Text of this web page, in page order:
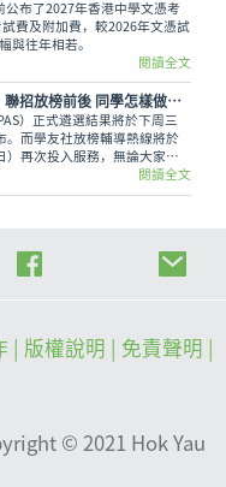
公布了2027年香港中學文憑考
試費及附加費，較2026年文憑試
與往年相若。
閱讀全文
JUPAS2026︱聯招放榜前後 同學怎樣做好心理準備？面對過大困擾 必須尋求情緒支援
）正式遴選結果將於下周三
。而學友社放榜輔導熱線將於
）再次投入服務，無論大家有
又或需要支援輔導、尋求專業意
3399，與學友社輔導員盡情
閱讀全文
| 版權說明
| 免責聲明 |
© 2021 Hok Yau